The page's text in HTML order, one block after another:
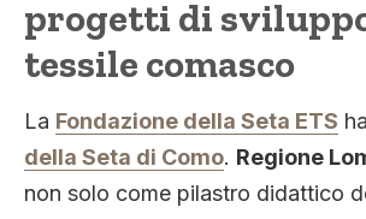
progetti di
tessile comasco
La Fondazione della Seta ETS
della Seta di Como. Regione
non solo come pilastro didattico